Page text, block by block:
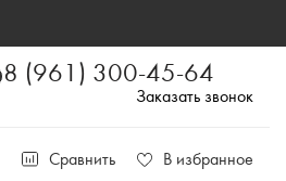
8 (961) 300-45-64
Заказать звонок
Сравнить В избранное